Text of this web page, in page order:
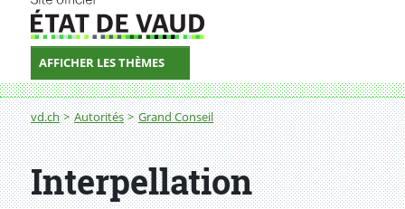
AFFICHER LES THÈMES
Fil d'Ariane
vd.ch Autorités Grand Conseil
Interpellation